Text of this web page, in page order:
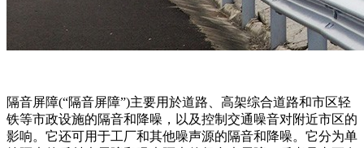
隔音屏障(“隔音屏障”)主要用於道路、高架综合道路和市区轻
铁等市政设施的隔音和降噪，以及控制交通噪音对附近市区的
影响。它还可用于工厂和其他噪声源的隔音和降噪。它分为单